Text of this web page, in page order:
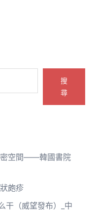
搜
尋
密空間——韓國書院
皰疹
干（威望發布）_中